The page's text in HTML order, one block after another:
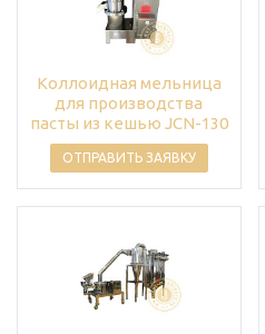
Коллоидная мельница
для производства
пасты из кешью JCN-130
ОТПРАВИТЬ ЗАЯВКУ